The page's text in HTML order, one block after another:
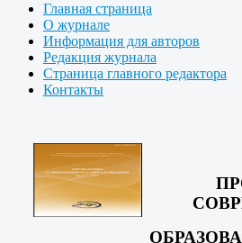
Главная страница
О журнале
Информация для авторов
Редакция журнала
Страница главного редактора
Контакты